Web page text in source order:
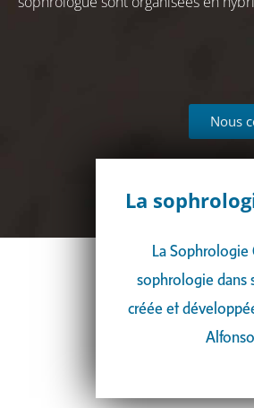
Nous
La
La Sophrologie
sophrologie dans
créée et